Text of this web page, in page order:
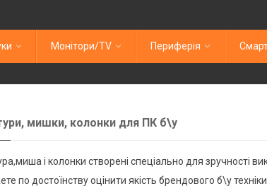
Монітори/TV Периферія
мишки, колонки для ПК б\у
і колонки створені спеціально для зручності
по достоїнству оцінити якість брендового б\у